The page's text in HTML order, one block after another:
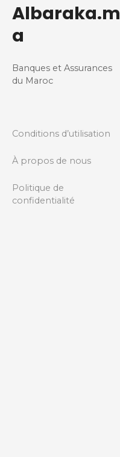
Albaraka.m
a
Banques et Assurances
du Maroc
Conditions d’utilisation
À propos de nous
Politique de
confidentialité